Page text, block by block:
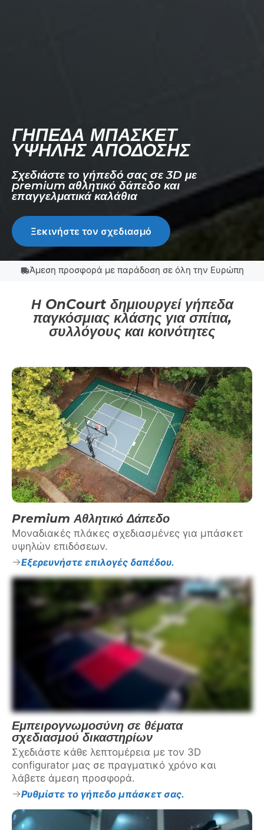
ΓΉΠΕΔΑ ΜΠΆΣΚΕΤ
ΥΨΗΛΉΣ ΑΠΌΔΟΣΗΣ
Σχεδιάστε το γήπεδό σας σε 3D με
premium αθλητικό δάπεδο και
επαγγελματικά καλάθια
Ξεκινήστε τον σχεδιασμό
Άμεση προσφορά με παράδοση σε όλη την Ευρώπη
Η OnCourt δημιουργεί γήπεδα
παγκόσμιας κλάσης για σπίτια,
συλλόγους και κοινότητες
Premium Αθλητικό Δάπεδο
Μοναδιακές πλάκες σχεδιασμένες για μπάσκετ
υψηλών επιδόσεων.
Εξερευνήστε επιλογές δαπέδου.
Εμπειρογνωμοσύνη σε θέματα
σχεδιασμού δικαστηρίων
Σχεδιάστε κάθε λεπτομέρεια με τον 3D
configurator μας σε πραγματικό χρόνο και
λάβετε άμεση προσφορά.
Ρυθμίστε το γήπεδο μπάσκετ σας.